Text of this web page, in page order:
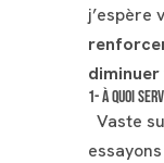
j’espère
diminuer
1- À quoi
Vaste